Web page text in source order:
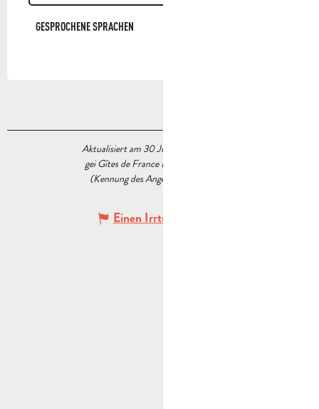
GESPROCHENE SPRACHEN
GESPROCHENE SPRACHEN
Aktualisiert am 30 Juni 2026 Um 12:41
gei Gîtes de France Bouches du Rhône
(Kennung des Angebots :
Einen Irrtum angeben